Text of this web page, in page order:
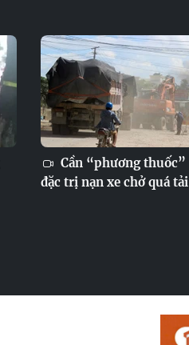
Cần “phương thuốc”
đặc trị nạn xe chở quá tải